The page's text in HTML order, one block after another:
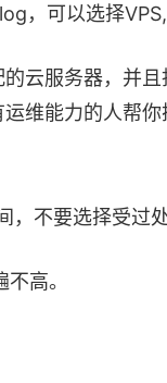
，可以选择
云服务器，并且
维能力的人帮
，不要选择受过
高。